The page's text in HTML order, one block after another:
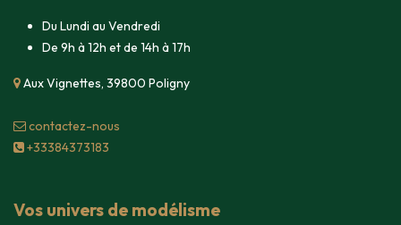
Du Lundi au Vendredi
De 9h à 12h et de 14h à 17h
Aux Vignettes, 39800 Poligny
contacte​z-nous
+33384373183
Vos univers de modélisme